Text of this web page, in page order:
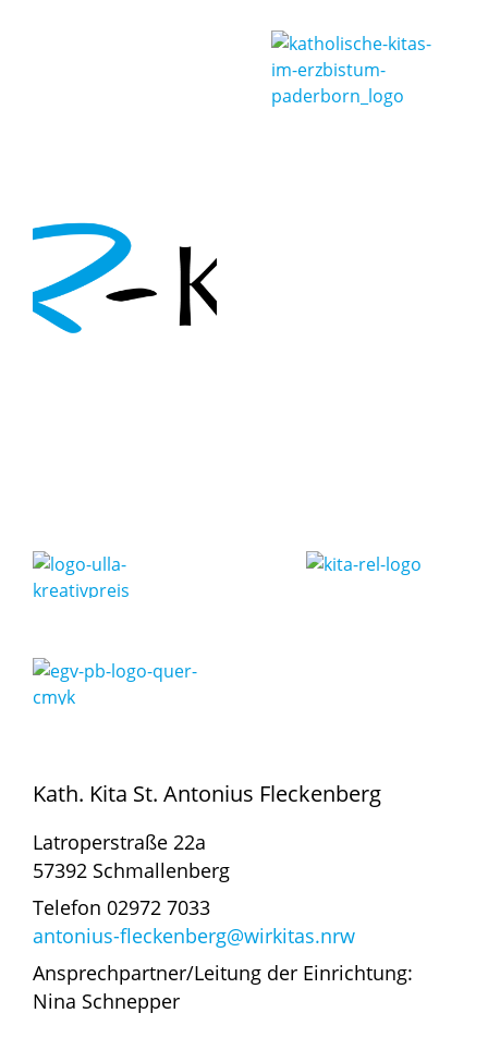
Kath. Kita St. Antonius Fleckenberg
Latroperstraße 22a
57392 Schmallenberg
Telefon 02972 7033
antonius-fleckenberg@wirkitas.nrw
Ansprechpartner/Leitung der Einrichtung:
Nina Schnepper